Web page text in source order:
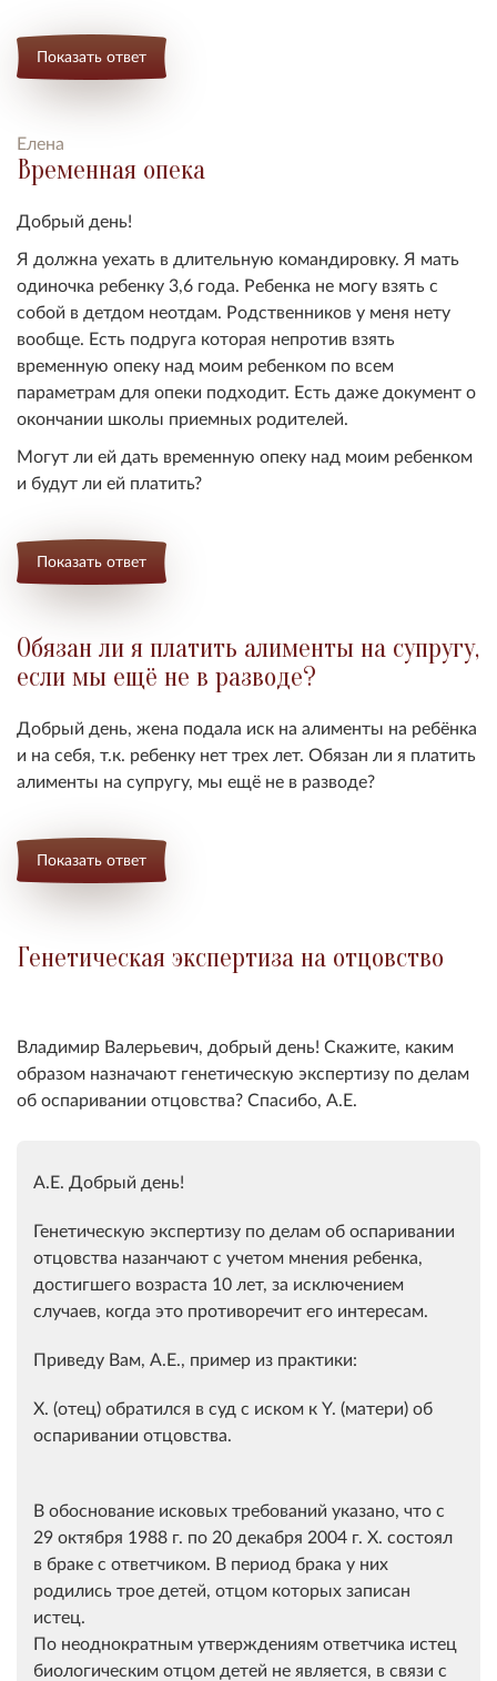
Показать ответ
Елена
Временная опека
Добрый день!
Я должна уехать в длительную командировку. Я мать
одиночка ребенку 3,6 года. Ребенка не могу взять с
собой в детдом неотдам. Родственников у меня нету
вообще. Есть подруга которая непротив взять
временную опеку над моим ребенком по всем
параметрам для опеки подходит. Есть даже документ о
окончании школы приемных родителей.
Могут ли ей дать временную опеку над моим ребенком
и будут ли ей платить?
Показать ответ
Обязан ли я платить алименты на супругу,
если мы ещё не в разводе?
Добрый день, жена подала иск на алименты на ребёнка
и на себя, т.к. ребенку нет трех лет. Обязан ли я платить
алименты на супругу, мы ещё не в разводе?
Показать ответ
Генетическая экспертиза на отцовство
Владимир Валерьевич, добрый день! Скажите, каким
образом назначают генетическую экспертизу по делам
об оспаривании отцовства? Спасибо, А.Е.
А.Е. Добрый день!
Генетическую экспертизу по делам об оспаривании
отцовства назанчают с учетом мнения ребенка,
достигшего возраста 10 лет, за исключением
случаев, когда это противоречит его интересам.
Приведу Вам, А.Е., пример из практики:
X. (отец) обратился в суд с иском к Y. (матери) об
оспаривании отцовства.
В обоснование исковых требований указано, что с
29 октября 1988 г. по 20 декабря 2004 г. X. состоял
в браке с ответчиком. В период брака у них
родились трое детей, отцом которых записан
истец.
По неоднократным утверждениям ответчика истец
биологическим отцом детей не является, в связи с